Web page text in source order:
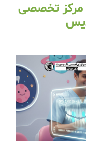
| مرکز تخصصی